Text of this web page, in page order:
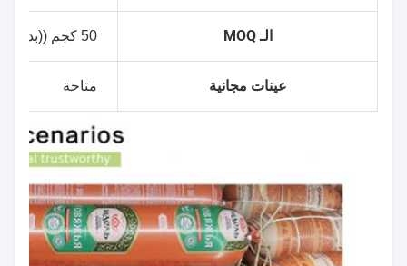
الـ MOQ 50 كجم ((بدون طباعة)
عينات مجانية متاحة